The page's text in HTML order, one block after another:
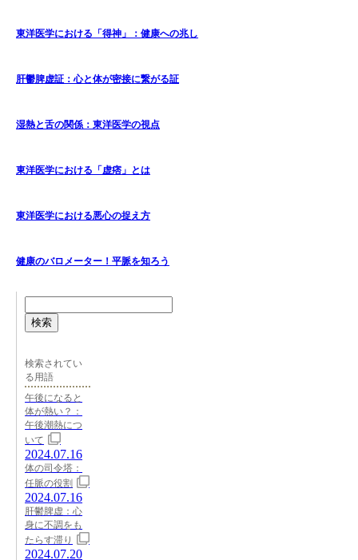
東洋医学における「得神」：健康への兆し
肝鬱脾虚証：心と体が密接に繋がる証
湿熱と舌の関係：東洋医学の視点
東洋医学における「虚痞」とは
東洋医学における悪心の捉え方
健康のバロメーター！平脈を知ろう
検索
検索されてい
る用語
午後になると
体が熱い？：
午後潮熱につ
いて
2024.07.16
体の司令塔：
任脈の役割
2024.07.16
肝鬱脾虚：心
身に不調をも
たらす滞り
2024.07.20